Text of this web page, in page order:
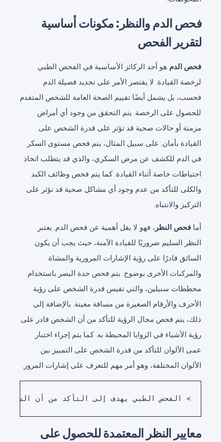
فحص الدم والنظر: مكونات أساسية
لتقرير الفحص
فحص الدم هو أحد الركائز الأساسية في الفحص الطبي
لرخصة القيادة. لا يقتصر الأمر على تحديد فصيلة الدم
فحسب، بل يشمل أيضًا تقييم الصحة العامة للشخص المتقدم
للحصول على الرخصة. يتم التحقق من وجود أي أمراض
مزمنة أو حالات صحية قد تؤثر على قدرة الشخص على
القيادة بأمان. على سبيل المثال، يتم فحص مستوى السكر
في الدم للكشف عن مرض السكري، والذي قد يتطلب اتخاذ
احتياطات خاصة أثناء القيادة. كما يتم فحص وظائف الكبد
والكلى للتأكد من عدم وجود أي مشاكل صحية قد تؤثر على
التركيز والانتباه.
أما فحص النظر ، فهو لا يقل أهمية عن فحص الدم. يعتبر
النظر السليم ضروريًا للقيادة الآمنة، حيث يجب أن يكون
السائق قادرًا على رؤية الإشارات المرورية والمشاة
والمركبات الأخرى بوضوح. يتم فحص حدة البصر باستخدام
مخططات سنيلين، والتي تقيس قدرة الشخص على رؤية
الأحرف والأرقام الصغيرة من مسافة معينة. بالإضافة إلى
ذلك، يتم فحص مجال الرؤية للتأكد من أن الشخص قادر على
رؤية الأشياء في الزوايا المحيطة به. كما يتم إجراء اختبار
عمى الألوان للتأكد من قدرة الشخص على التمييز بين
الألوان المختلفة، وهو أمر مهم للتعرف على إشارات المرور.
> الفحص الطبي يهدف إلى التأكد من أن
معايير النظر المعتمدة للحصول على